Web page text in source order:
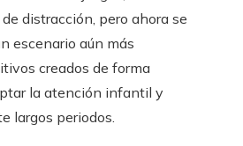
distracción, pero ahora se
escenario aún más
creados de forma
la atención infantil y
largos periodos.